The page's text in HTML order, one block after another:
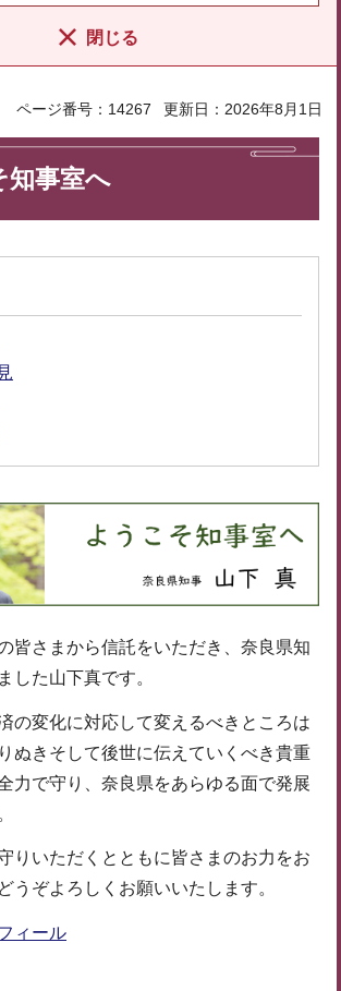
閉じる
ページ番号：14267 更新日：2026年8月1日
知事室へ
皆さまから信託をいただき、奈良県知
した山下真です。
の変化に対応して変えるべきところは
ぬきそして後世に伝えていくべき貴重
力で守り、奈良県をあらゆる面で発展
りいただくとともに皆さまのお力をお
うぞよろしくお願いいたします。
ィール